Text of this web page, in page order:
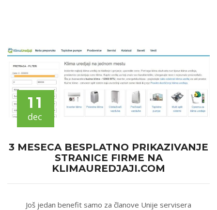
11
dec
3 MESECA BESPLATNO PRIKAZIVANJE
STRANICE FIRME NA
KLIMAUREDJAJI.COM
Još jedan benefit samo za članove Unije servisera